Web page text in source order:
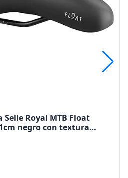
Royal MTB Float
negro con textura